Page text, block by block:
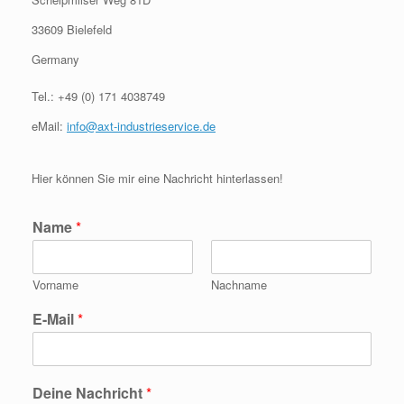
33609 Bielefeld
Germany
Tel.: +49 (0) 171 4038749
eMail: info@axt-industrieservice.de
Hier können Sie mir eine Nachricht hinterlassen!
Name*
Vorname Nachname
E-Mail*
Deine Nachricht*